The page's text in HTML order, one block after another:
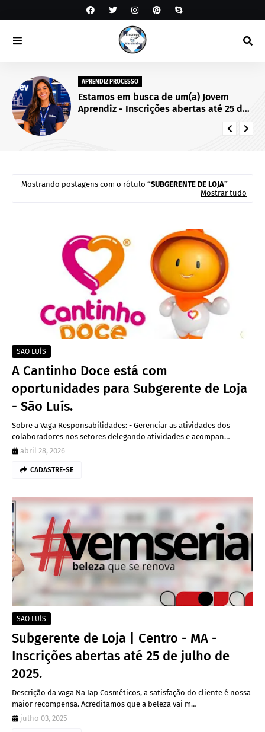
APRENDIZ PROCESSO
Estamos em busca de um(a) Jovem
Aprendiz - Inscrições abertas até 25 de
Mostrando postagens com o rótulo
SUBGERENTE DE LOJA
Mostrar tudo
SAO LUÍS
A Cantinho Doce está com
oportunidades para Subgerente de Loja
- São Luís.
Sobre a Vaga Responsabilidades: - Gerenciar as atividades dos
colaboradores nos setores delegando atividades e acompan…
abril 28, 2026
CADASTRE-SE
SAO LUÍS
Subgerente de Loja | Centro - MA -
Inscrições abertas até 25 de julho de
2025.
Descrição da vaga Na Iap Cosméticos, a satisfação do cliente é nossa
maior recompensa. Acreditamos que a beleza vai m…
julho 03, 2025